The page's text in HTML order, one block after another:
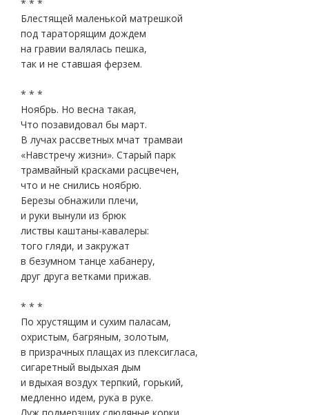
* * *
Блестящей маленькой матрешкой
под тараторящим дождем
на гравии валялась пешка,
так и не ставшая ферзем.
* * *
Ноябрь. Но весна такая,
Что позавидовал бы март.
В лучах рассветных мчат трамваи
«Навстречу жизни». Старый парк
трамвайный красками расцвечен,
что и не снились ноябрю.
Березы обнажили плечи,
и руки вынули из брюк
листвы каштаны-кавалеры:
того гляди, и закружат
в безумном танце хабанеру,
друг друга ветками прижав.
* * *
По хрустящим и сухим паласам,
охристым, багряным, золотым,
в призрачных плащах из плексигласа,
сигаретный выдыхая дым
и вдыхая воздух терпкий, горький,
медленно идем, рука в руке.